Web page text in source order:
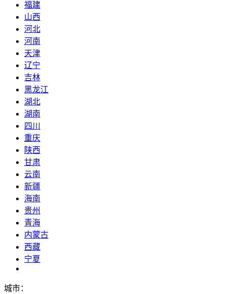
福建
山西
河北
河南
天津
辽宁
吉林
黑龙江
湖北
湖南
四川
重庆
陕西
甘肃
云南
新疆
海南
贵州
青海
内蒙古
西藏
宁夏
城市：